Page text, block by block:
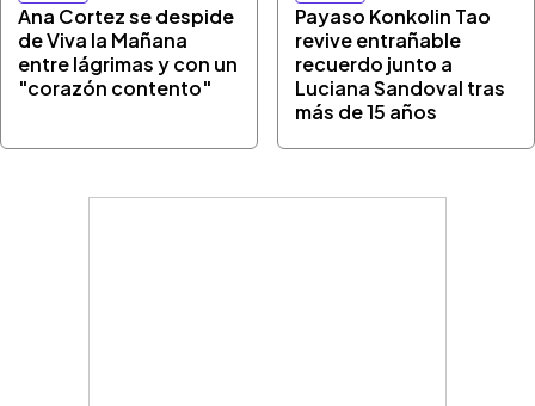
Ana Cortez se despide
de Viva la Mañana
entre lágrimas y con un
"corazón contento"
Payaso Konkolin Tao
revive entrañable
recuerdo junto a
Luciana Sandoval tras
más de 15 años